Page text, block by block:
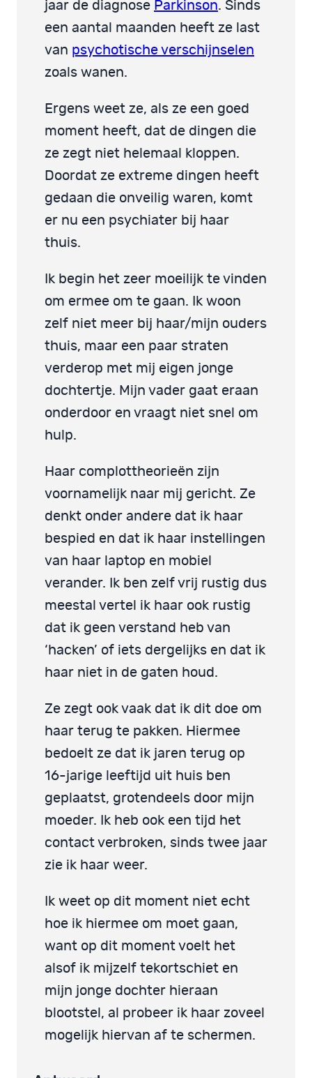
jaar de diagnose Parkinson. Sinds
een aantal maanden heeft ze last
van psychotische verschijnselen
zoals wanen.
Ergens weet ze, als ze een goed
moment heeft, dat de dingen die
ze zegt niet helemaal kloppen.
Doordat ze extreme dingen heeft
gedaan die onveilig waren, komt
er nu een psychiater bij haar
thuis.
Ik begin het zeer moeilijk te vinden
om ermee om te gaan. Ik woon
zelf niet meer bij haar/mijn ouders
thuis, maar een paar straten
verderop met mij eigen jonge
dochtertje. Mijn vader gaat eraan
onderdoor en vraagt niet snel om
hulp.
Haar complottheorieën zijn
voornamelijk naar mij gericht. Ze
denkt onder andere dat ik haar
bespied en dat ik haar instellingen
van haar laptop en mobiel
verander. Ik ben zelf vrij rustig dus
meestal vertel ik haar ook rustig
dat ik geen verstand heb van
‘hacken’ of iets dergelijks en dat ik
haar niet in de gaten houd.
Ze zegt ook vaak dat ik dit doe om
haar terug te pakken. Hiermee
bedoelt ze dat ik jaren terug op
16-jarige leeftijd uit huis ben
geplaatst, grotendeels door mijn
moeder. Ik heb ook een tijd het
contact verbroken, sinds twee jaar
zie ik haar weer.
Ik weet op dit moment niet echt
hoe ik hiermee om moet gaan,
want op dit moment voelt het
alsof ik mijzelf tekortschiet en
mijn jonge dochter hieraan
blootstel, al probeer ik haar zoveel
mogelijk hiervan af te schermen.